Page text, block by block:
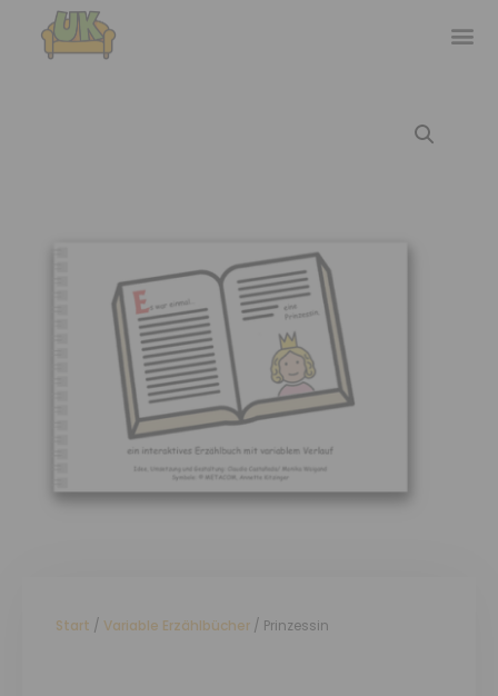
Start / Variable Erzählbücher / Prinzessin